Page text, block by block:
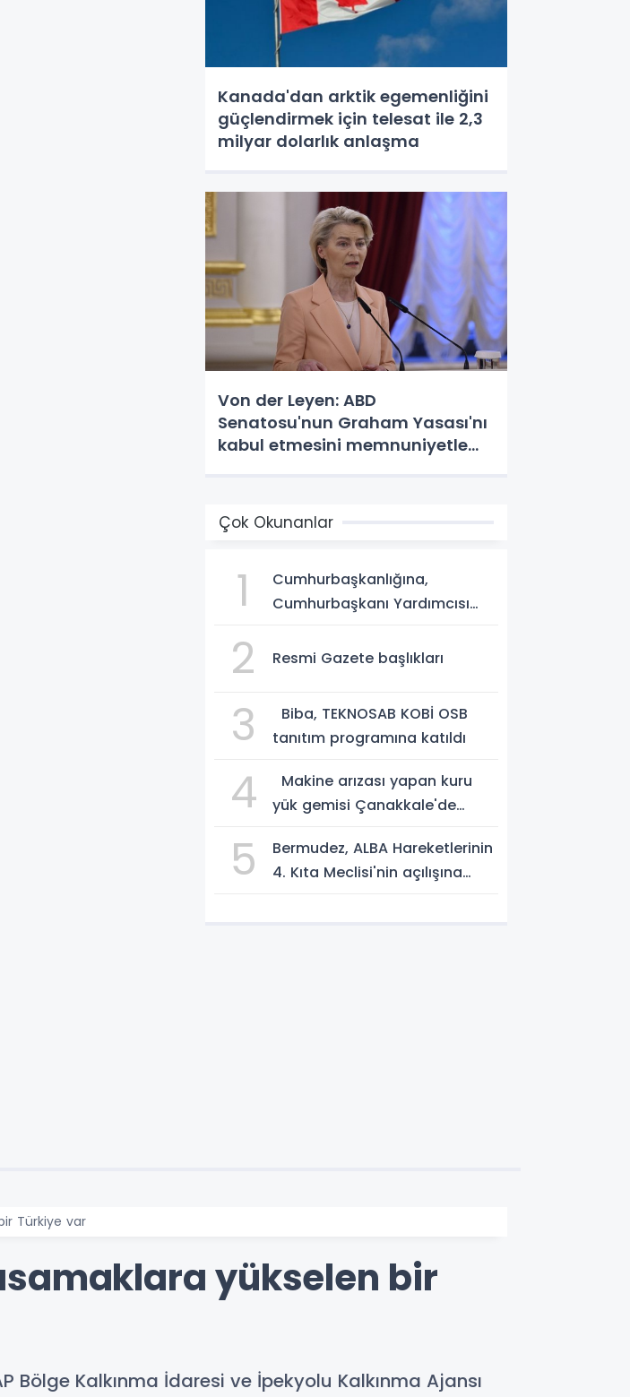
Kanada'dan arktik egemenliğini
güçlendirmek için telesat ile 2,3
milyar dolarlık anlaşma
Von der Leyen: ABD
Senatosu'nun Graham Yasası'nı
kabul etmesini memnuniyetle
Çok Okunanlar
1
Cumhurbaşkanlığına,
Cumhurbaşkanı Yardımcısı
2 Resmi Gazete başlıkları
3
Biba, TEKNOSAB KOBİ OSB
tanıtım programına katıldı
4
Makine arızası yapan kuru
yük gemisi Çanakkale'de
5
Bermudez, ALBA Hareketlerinin
4. Kıta Meclisi'nin açılışına
Türkiye var
yükselen bir
Bölge Kalkınma İdaresi ve İpekyolu Kalkınma Ajansı